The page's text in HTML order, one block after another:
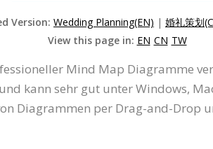
Version: Wedding Planning(EN) | 婚礼策划
View this page in: EN CN TW
Mind Map Diagramme
kann sehr gut unter Windows,
Diagrammen per Drag-and-Drop